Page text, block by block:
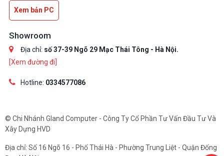
Xem bản PC
Showroom
Địa chỉ: số 37-39 Ngõ 29 Mạc Thái Tông - Hà Nội.
[Xem đường đi]
Hotline: 0334577086
© Chi Nhánh Gland Computer - Công Ty Cổ Phần Tư Vấn Đầu Tư Và
Xây Dựng HVD
Địa chỉ: Số 16 Ngõ 16 - Phố Thái Hà - Phường Trung Liệt - Quận Đống